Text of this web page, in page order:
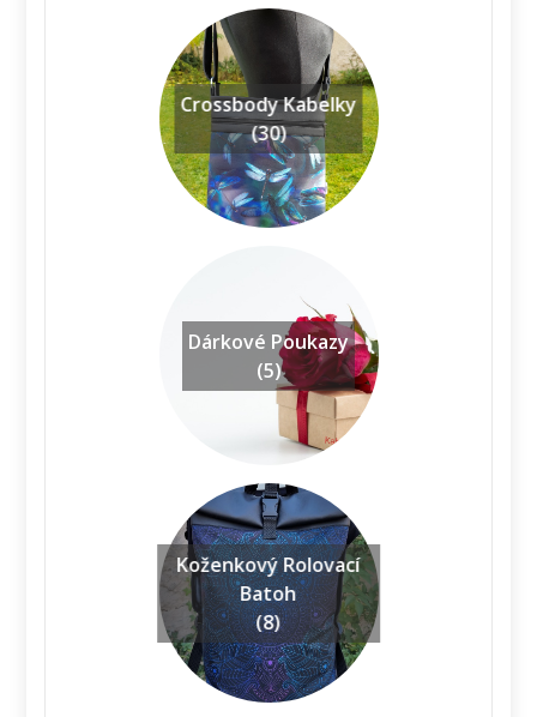
Crossbody Kabelky
(30)
Dárkové Poukazy
(5)
Koženkový Rolovací
Batoh
(8)